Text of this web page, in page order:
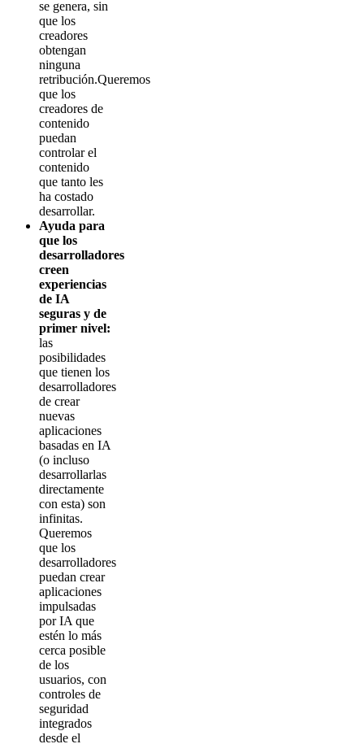
se genera, sin
que los
creadores
obtengan
ninguna
retribución.Queremos
que los
creadores de
contenido
puedan
controlar el
contenido
que tanto les
ha costado
desarrollar.
Ayuda para
que los
desarrolladores
creen
experiencias
de IA
seguras y de
primer nivel:
las
posibilidades
que tienen los
desarrolladores
de crear
nuevas
aplicaciones
basadas en IA
(o incluso
desarrollarlas
directamente
con esta) son
infinitas.
Queremos
que los
desarrolladores
puedan crear
aplicaciones
impulsadas
por IA que
estén lo más
cerca posible
de los
usuarios, con
controles de
seguridad
integrados
desde el